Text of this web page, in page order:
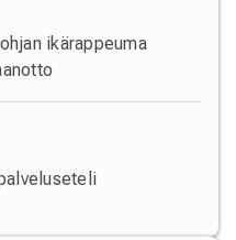
ikärappeuma